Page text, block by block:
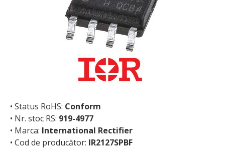
• Status RoHS: Conform
• Nr. stoc RS: 919-4977
• Marca: International Rectifier
• Cod de producător: IR2127SPBF